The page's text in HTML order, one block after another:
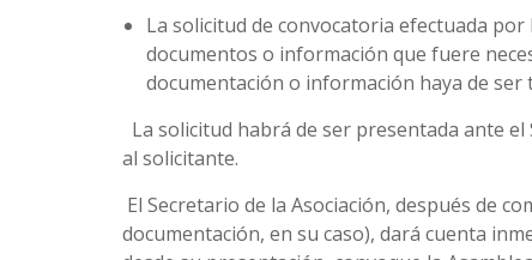
La solicitud de convocatoria efectuada
documentos o información que fuere
documentación o información haya de ser
La solicitud habrá de ser presentada ante el
al solicitante.
El Secretario de la Asociación, después de
documentación, en su caso), dará cuenta